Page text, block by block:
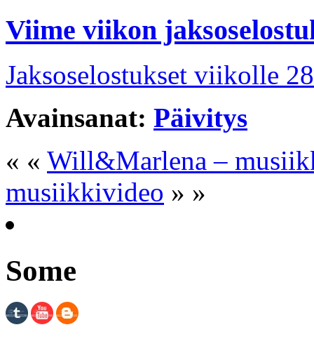
Viime viikon
Jaksoselostukset viikolle
Avainsanat: Päivitys
« « Will&Marlena –
musiikkivideo » »
Some